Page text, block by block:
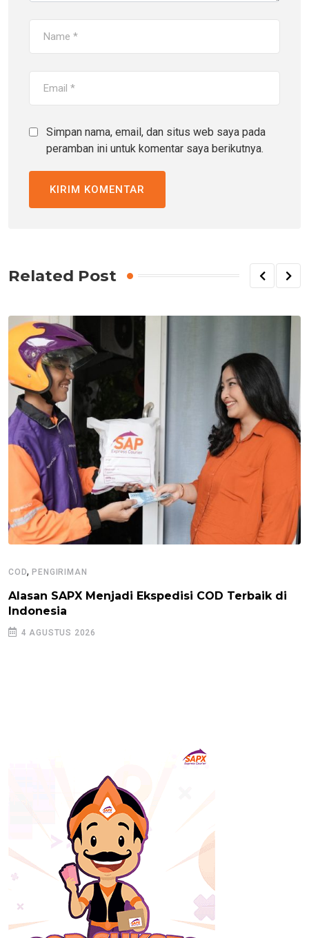
Simpan nama, email, dan situs web saya pada
peramban ini untuk komentar saya berikutnya.
Related Post
COD,PENGIRIMAN
Alasan SAPX Menjadi Ekspedisi COD Terbaik di
Indonesia
4 AGUSTUS 2026